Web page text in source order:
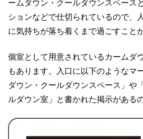
ームダウン・クールダウンスペース
ションなどで仕切られているので、
に気持ちが落ち着くまで過ごすこと
個室として用意されているカームダ
もあります。入口に以下のようなマ
ダウン・クールダウンスペース」や
ルダウン室」と書かれた掲示がある